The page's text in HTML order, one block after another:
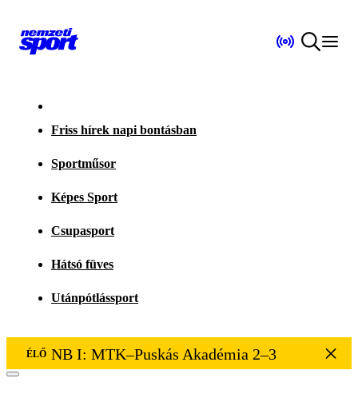
Friss hírek napi bontásban
Sportműsor
Képes Sport
Csupasport
Hátsó füves
Utánpótlássport
ÉLŐ NB I: MTK–Puskás Akadémia 2–3